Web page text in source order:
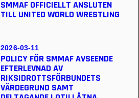
SMMAF OFFICIELLT ANSLUTEN
TILL UNITED WORLD WRESTLING
POLICY FÖR SMMAF AVSEENDE
EFTERLEVNAD AV
RIKSIDROTTSFÖRBUNDETS
VÄRDEGRUND SAMT
2026-03-11